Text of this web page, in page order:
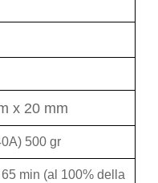
x 20 mm
500 gr
min (al 100% della